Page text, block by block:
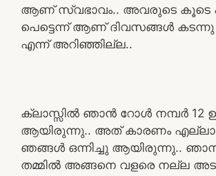
ആണ് സ്വഭാവം.. അവരുടെ കൂടെ
പെട്ടെന്ന് ആണ് ദിവസങ്ങൾ
എന്ന് അറിഞ്ഞില്ല..
ക്ലാസ്സിൽ ഞാൻ റോൾ നമ്പർ 12
ആയിരുന്നു.. അത് കാരണം എല്ലാ
ഞങ്ങൾ ഒന്നിച്ചു ആയിരുന്നു..
തമ്മിൽ അങ്ങനെ വളരെ നല്ല